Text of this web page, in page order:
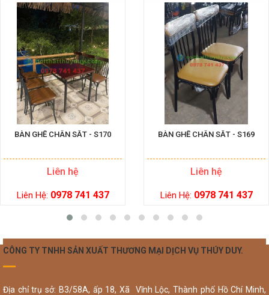
BÀN GHẾ CHÂN SẮT - S170
Liên hệ
Liên Hệ: 0978 741 437
BÀN GHẾ CHÂN SẮT - S169
Liên hệ
Liên Hệ: 0978 741 437
CÔNG TY TNHH SẢN XUẤT THƯƠNG MẠI DỊCH VỤ THÚY DUY.
Địa chỉ trụ sở: B3/58A, ấp 18, Xã Vĩnh Lộc, Thành phố Hồ Chí Minh,